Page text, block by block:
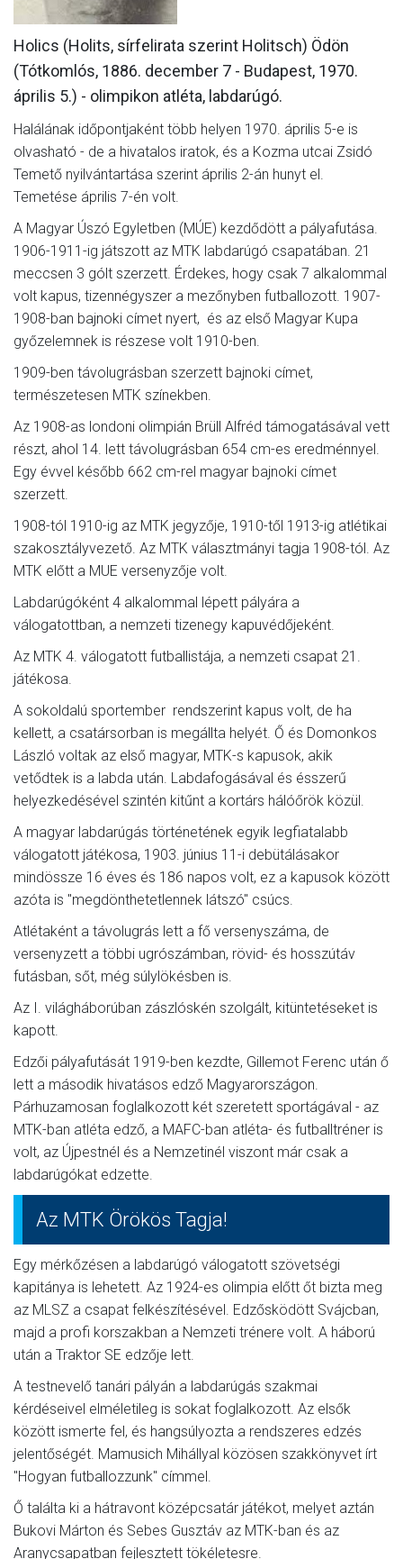
KLUB
GALÉRIA
SZURKOLÓI ÉLMÉNYEK
AKKREDITÁCIÓ
Holics (Holits, sírfelirata szerint Holitsch) Ödön
(Tótkomlós, 1886. december 7 - Budapest, 1970.
április 5.) - olimpikon atléta, labdarúgó.
Halálának időpontjaként több helyen 1970. április 5-e is
olvasható - de a hivatalos iratok, és a Kozma utcai Zsidó
Temető nyilvántartása szerint április 2-án hunyt el.
Temetése április 7-én volt.
A Magyar Úszó Egyletben (MÚE) kezdődött a pályafutása.
1906-1911-ig játszott az MTK labdarúgó csapatában. 21
meccsen 3 gólt szerzett. Érdekes, hogy csak 7 alkalommal
volt kapus, tizennégyszer a mezőnyben futballozott. 1907-
1908-ban bajnoki címet nyert, és az első Magyar Kupa
győzelemnek is részese volt 1910-ben.
1909-ben távolugrásban szerzett bajnoki címet,
természetesen MTK színekben.
Az 1908-as londoni olimpián Brüll Alfréd támogatásával vett
részt, ahol 14. lett távolugrásban 654 cm-es eredménnyel.
Egy évvel később 662 cm-rel magyar bajnoki címet
szerzett.
1908-tól 1910-ig az MTK jegyzője, 1910-től 1913-ig atlétikai
szakosztályvezető. Az MTK választmányi tagja 1908-tól. Az
MTK előtt a MUE versenyzője volt.
Labdarúgóként 4 alkalommal lépett pályára a
válogatottban, a nemzeti tizenegy kapuvédőjeként.
Az MTK 4. válogatott futballistája, a nemzeti csapat 21.
játékosa.
A sokoldalú sportember rendszerint kapus volt, de ha
kellett, a csatársorban is megállta helyét. Ő és Domonkos
László voltak az első magyar, MTK-s kapusok, akik
vetődtek is a labda után. Labdafogásával és ésszerű
helyezkedésével szintén kitűnt a kortárs hálóőrök közül.
A magyar labdarúgás történetének egyik legfiatalabb
válogatott játékosa, 1903. június 11-i debütálásakor
mindössze 16 éves és 186 napos volt, ez a kapusok között
azóta is "megdönthetetlennek látszó" csúcs.
Atlétaként a távolugrás lett a fő versenyszáma, de
versenyzett a többi ugrószámban, rövid- és hosszútáv
futásban, sőt, még súlylökésben is.
Az I. világháborúban zászlóskén szolgált, kitüntetéseket is
kapott.
Edzői pályafutását 1919-ben kezdte, Gillemot Ferenc után ő
lett a második hivatásos edző Magyarországon.
Párhuzamosan foglalkozott két szeretett sportágával - az
MTK-ban atléta edző, a MAFC-ban atléta- és futballtréner is
volt, az Újpestnél és a Nemzetinél viszont már csak a
labdarúgókat edzette.
Az MTK Örökös Tagja!
Egy mérkőzésen a labdarúgó válogatott szövetségi
kapitánya is lehetett. Az 1924-es olimpia előtt őt bizta meg
az MLSZ a csapat felkészítésével. Edzősködött Svájcban,
majd a profi korszakban a Nemzeti trénere volt. A háború
után a Traktor SE edzője lett.
A testnevelő tanári pályán a labdarúgás szakmai
kérdéseivel elméletileg is sokat foglalkozott. Az elsők
között ismerte fel, és hangsúlyozta a rendszeres edzés
jelentőségét. Mamusich Mihállyal közösen szakkönyvet írt
"Hogyan futballozzunk" címmel.
Ő találta ki a hátravont középcsatár játékot, melyet aztán
Bukovi Márton és Sebes Gusztáv az MTK-ban és az
Aranycsapatban fejlesztett tökéletesre.